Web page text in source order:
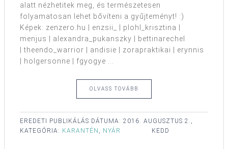
alatt nézhetitek meg, és természetesen
folyamatosan lehet bővíteni a gyűjteményt! :)
Képek: zenzero.hu | enzsii_ | plohl_krisztina |
menjus | alexandra_pukanszky | bettinarechel
| theendo_warrior | andisie | zorapraktikai | erynnis
| holgersonne | fgyogye ...
OLVASS TOVÁBB
EREDETI PUBLIKÁLÁS DÁTUMA: 2016. AUGUSZTUS 2.,
KEDD
KATEGÓRIA: KARANTÉN NYÁR